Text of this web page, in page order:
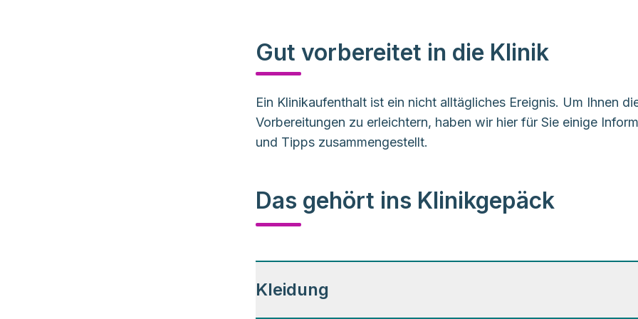
Gut vorbereitet in die Klinik
Ein Klinikaufenthalt ist ein nicht alltägliches Ereignis. Um Ihnen
Vorbereitungen zu erleichtern, haben wir hier für Sie einige
und Tipps zusammengestellt.
Das gehört ins Klinikgepäck
Kleidung